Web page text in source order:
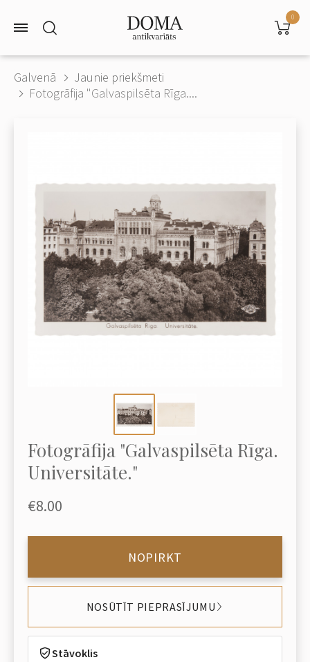
0
Galvenā
Jaunie priekšmeti
Fotogrāfija "Galvaspilsēta Rīga....
Fotogrāfija "Galvaspilsēta Rīga.
Universitāte."
€8.00
NOPIRKT
NOSŪTĪT PIEPRASĪJUMU
Stāvoklis